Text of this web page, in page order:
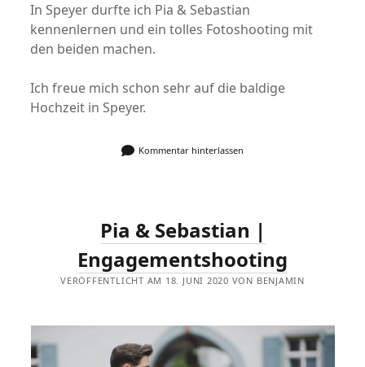
In Speyer durfte ich Pia & Sebastian
kennenlernen und ein tolles Fotoshooting mit
den beiden machen.
Ich freue mich schon sehr auf die baldige
Hochzeit in Speyer.
Kommentar hinterlassen
Pia & Sebastian |
Engagementshooting
VERÖFFENTLICHT AM 18. JUNI 2020 VON BENJAMIN